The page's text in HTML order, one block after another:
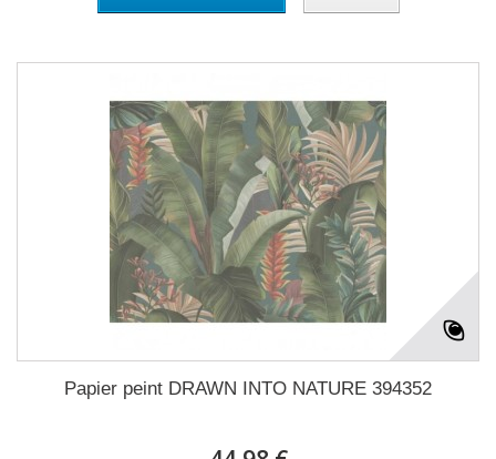
Papier peint DRAWN INTO NATURE 394352